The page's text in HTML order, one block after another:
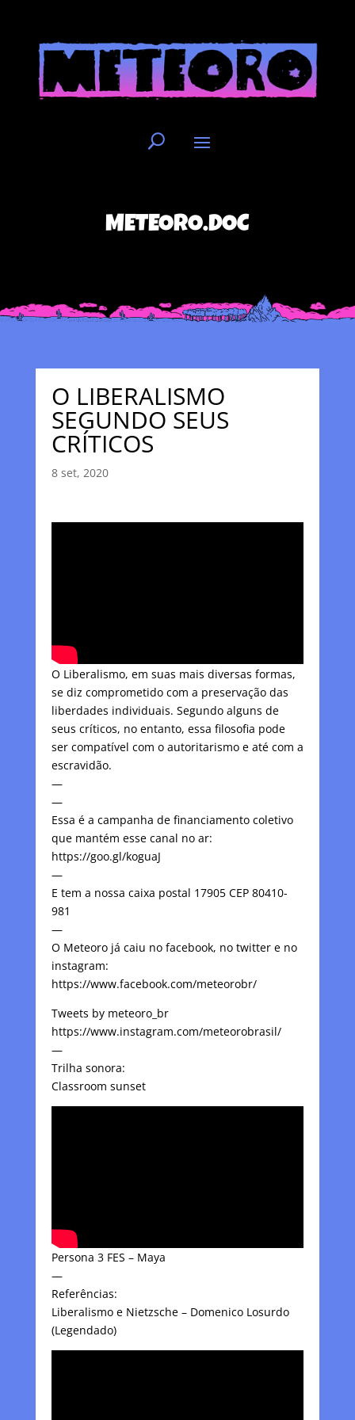
METEORO.DOC
O LIBERALISMO
SEGUNDO SEUS
CRÍTICOS
8 set, 2020
O Liberalismo, em suas mais diversas formas,
se diz comprometido com a preservação das
liberdades individuais. Segundo alguns de
seus críticos, no entanto, essa filosofia pode
ser compatível com o autoritarismo e até com a
escravidão.
—
—
Essa é a campanha de financiamento coletivo
que mantém esse canal no ar:
https://goo.gl/koguaJ
—
E tem a nossa caixa postal 17905 CEP 80410-
981
—
O Meteoro já caiu no facebook, no twitter e no
instagram:
https://www.facebook.com/meteorobr/
Tweets by meteoro_br
https://www.instagram.com/meteorobrasil/
—
Trilha sonora:
Classroom sunset
Persona 3 FES – Maya
—
Referências:
Liberalismo e Nietzsche – Domenico Losurdo
(Legendado)